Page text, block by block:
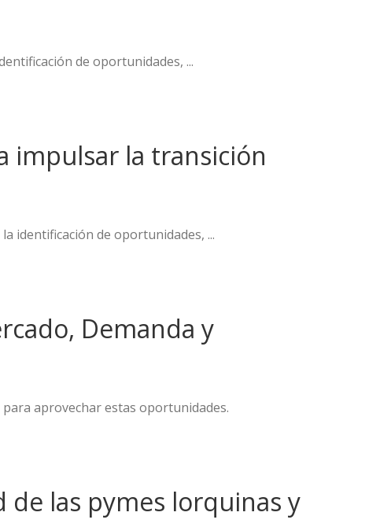
de oportunidades, ...
impulsar la transición
identificación de oportunidades, ...
Demanda y
para aprovechar estas oportunidades.
de las pymes lorquinas y